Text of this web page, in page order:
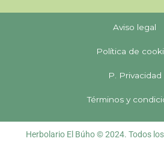
Aviso legal
Política de
P. Privacidad
Términos y
Herbolario El Búho © 2024. Todos